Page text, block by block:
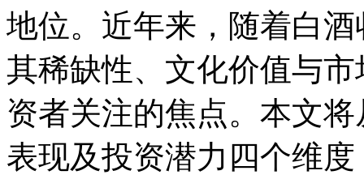
地位。近年来，随着白
其稀缺性、文化价值与
资者关注的焦点。本文
表现及投资潜力四个维